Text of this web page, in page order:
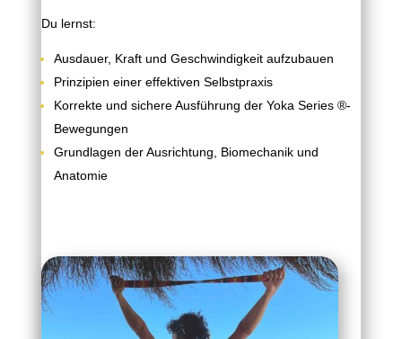
Du lernst:
Ausdauer, Kraft und Geschwindigkeit aufzubauen
Prinzipien einer effektiven Selbstpraxis
Korrekte und sichere Ausführung der Yoka Series ®-
Bewegungen
Grundlagen der Ausrichtung, Biomechanik und
Anatomie